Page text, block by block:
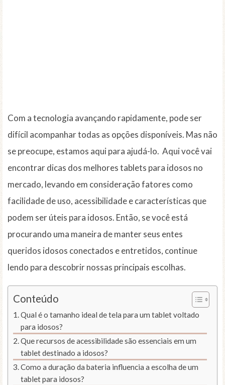
Com a tecnologia avançando rapidamente, pode ser
difícil acompanhar todas as opções disponíveis. Mas não
se preocupe, estamos aqui para ajudá-lo. Aqui você vai
encontrar dicas dos melhores tablets para idosos no
mercado, levando em consideração fatores como
facilidade de uso, acessibilidade e características que
podem ser úteis para idosos. Então, se você está
procurando uma maneira de manter seus entes
queridos idosos conectados e entretidos, continue
lendo para descobrir nossas principais escolhas.
Conteúdo
Qual é o tamanho ideal de tela para um tablet voltado
para idosos?
Que recursos de acessibilidade são essenciais em um
tablet destinado a idosos?
Como a duração da bateria influencia a escolha de um
tablet para idosos?